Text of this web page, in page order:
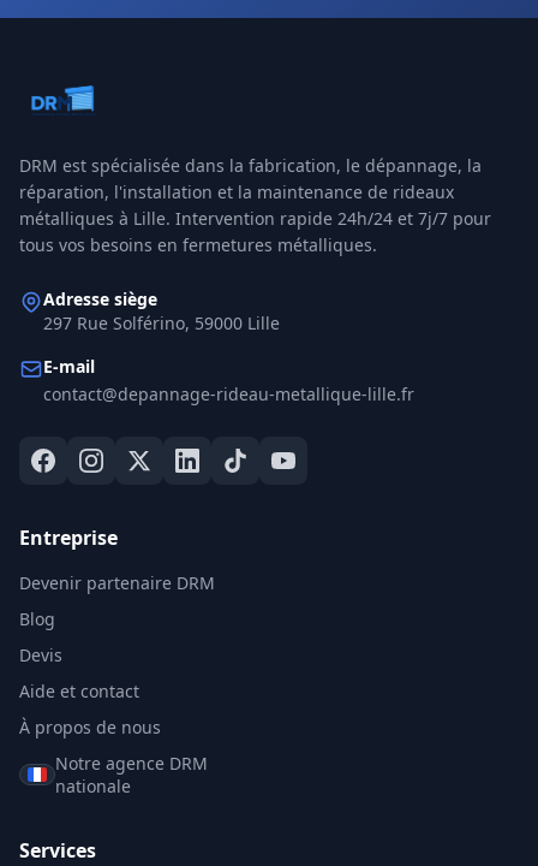
DRM est spécialisée dans la fabrication, le dépannage, la
réparation, l'installation et la maintenance de rideaux
métalliques à Lille. Intervention rapide 24h/24 et 7j/7 pour
tous vos besoins en fermetures métalliques.
Adresse siège
297 Rue Solférino, 59000 Lille
E-mail
contact@depannage-rideau-metallique-lille.fr
Entreprise
Devenir partenaire DRM
Blog
Devis
Aide et contact
À propos de nous
Notre agence DRM
nationale
Services